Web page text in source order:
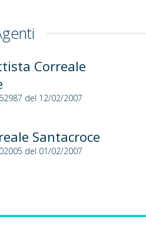
Correale
del 12/02/2007
Santacroce
del 01/02/2007